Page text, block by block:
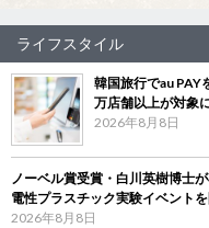
ライフスタイル
韓国旅行でau
万店舗以上が対象
2026年8月8日
ノーベル賞受賞・白川英樹博士
電性プラスチック実験イベント
2026年8月8日